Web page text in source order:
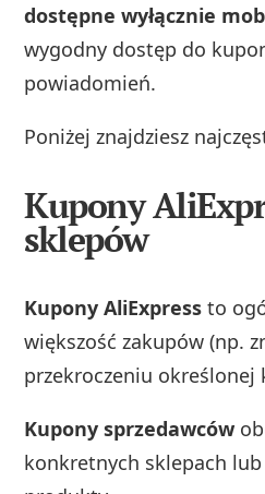
dostępne wyłącznie
wygodny dostęp do
powiadomień.
Poniżej znajdziesz
Kupony
sklepów
Kupony AliExpress to
większość zakupów (np.
przekroczeniu określonej
Kupony sprzedawców
konkretnych sklepach